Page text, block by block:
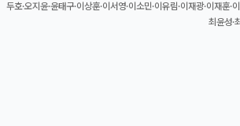
두호·오지윤·윤태구·이상훈·이서영·이소민·이유림·이재광·이재훈·
최윤성·